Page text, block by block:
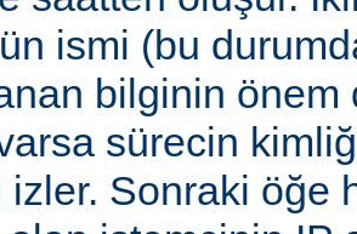
ismi (bu
bilginin önem
sürecin
izler. Sonraki öğe